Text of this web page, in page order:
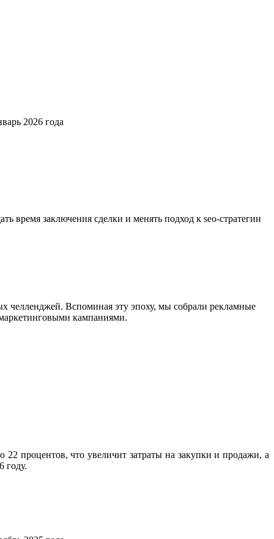
2026 года
время заключения сделки и менять подход к seo-стратегии
челленджей. Вспоминая эту эпоху, мы собрали рекламные
кампаниями.
процентов, что увеличит затраты на закупки и продажи, а
году.